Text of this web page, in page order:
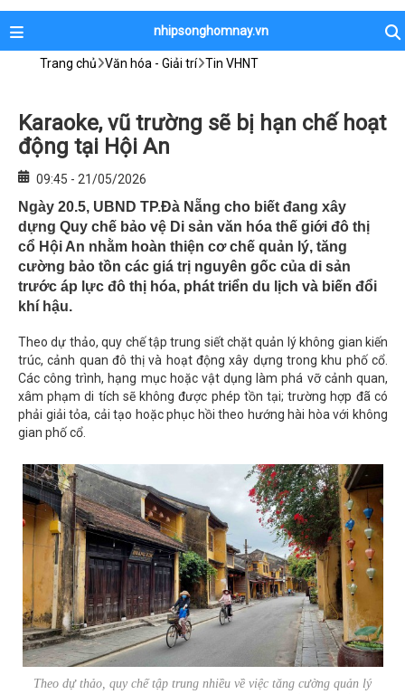
nhipsonghomnay.vn
Trang chủ Văn hóa - Giải trí Tin VHNT
Karaoke, vũ trường sẽ bị hạn chế hoạt
động tại Hội An
09:45 - 21/05/2026
Ngày 20.5, UBND TP.Đà Nẵng cho biết đang xây
dựng Quy chế bảo vệ Di sản văn hóa thế giới đô thị
cổ Hội An nhằm hoàn thiện cơ chế quản lý, tăng
cường bảo tồn các giá trị nguyên gốc của di sản
trước áp lực đô thị hóa, phát triển du lịch và biến đổi
khí hậu.
Theo dự thảo, quy chế tập trung siết chặt quản lý không gian kiến
trúc, cảnh quan đô thị và hoạt động xây dựng trong khu phố cổ.
Các công trình, hạng mục hoặc vật dụng làm phá vỡ cảnh quan,
xâm phạm di tích sẽ không được phép tồn tại; trường hợp đã có
phải giải tỏa, cải tạo hoặc phục hồi theo hướng hài hòa với không
gian phố cổ.
Theo dự thảo, quy chế tập trung nhiều về việc tăng cường quản lý